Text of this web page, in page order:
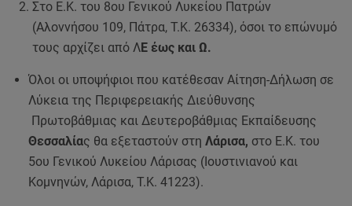
Στο Ε.Κ. του 8ου Γενικού Λυκείου Πατρών
(Αλοννήσου 109, Πάτρα, Τ.Κ. 26334), όσοι το επώνυμό
τους αρχίζει από ΛΕ έως και Ω.
Όλοι οι υποψήφιοι που κατέθεσαν Αίτηση-Δήλωση σε
Λύκεια της Περιφερειακής Διεύθυνσης
Πρωτοβάθμιας και Δευτεροβάθμιας Εκπαίδευσης
Θεσσαλίας θα εξεταστούν στη Λάρισα, στο Ε.Κ. του
5ου Γενικού Λυκείου Λάρισας (Ιουστινιανού και
Κομνηνών, Λάρισα, Τ.Κ. 41223).